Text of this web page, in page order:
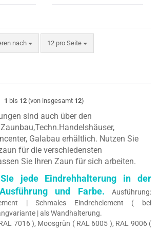
nach
nach 12 pro Seite
pro Seite
1 bis 12 (von insgesamt 12)
sind auch über den
Galabau erhältlich. Nutzen Sie
für die verschiedensten
Sie Ihren Zaun für sich arbeiten.
jede Eindrehhalterung in der
und Farbe.
Ausführung:
| Schmales Eindrehelement ( bei
| als Wandhalterung.
7016 ), Moosgrün ( RAL 6005 ), RAL 9006 (